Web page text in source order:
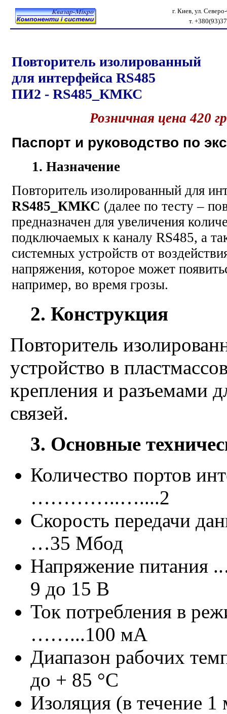
г. Киев, ул.
т.
Повторитель изолированный
для интерфейса RS485
ПИ2 - RS485_КМКС
Розничная цена 420
Паспорт и руководство по
1. Назначение
Повторитель изолированный для
RS485_КМКС (далее по тесту –
предназначен для увеличения
подключаемых к каналу RS485, а
системных устройств от
напряжения, которое может
например, во время грозы.
2. Конструкция
Повторитель
устройство в
крепления и разъемами
связей.
3. Основные
Количество портов
…………..…....2
Скорость передачи
…35 Мбод
Напряжение
9 до 15 В
Ток потребления в
……...100 мА
Диапазон рабочих
до + 85 °С
Изоляция (в